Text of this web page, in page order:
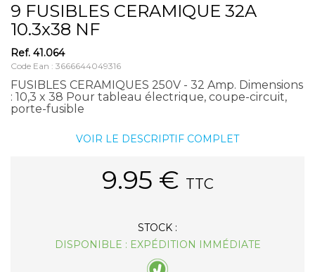
9 FUSIBLES CERAMIQUE 32A
10.3x38 NF
Ref. 41.064
Code Ean : 3666644049316
FUSIBLES CERAMIQUES 250V - 32 Amp. Dimensions
: 10,3 x 38 Pour tableau électrique, coupe-circuit,
porte-fusible
VOIR LE DESCRIPTIF COMPLET
9.95 € TTC
STOCK :
DISPONIBLE : EXPÉDITION IMMÉDIATE